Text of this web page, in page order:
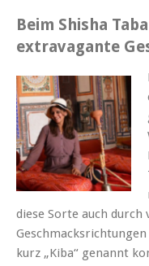
Beim Shisha
extravagante
diese Sorte auch durch
kurz „Kiba“ genannt